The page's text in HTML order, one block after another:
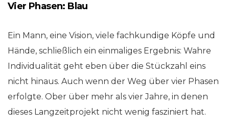
Vier Phasen: Blau
Ein Mann, eine Vision, viele fachkundige Köpfe und
Hände, schließlich ein einmaliges Ergebnis: Wahre
Individualität geht eben über die Stückzahl eins
nicht hinaus. Auch wenn der Weg über vier Phasen
erfolgte. Ober über mehr als vier Jahre, in denen
dieses Langzeitprojekt nicht wenig fasziniert hat.